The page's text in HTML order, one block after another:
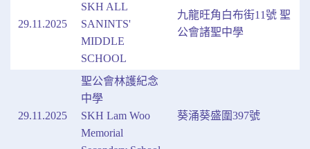
29.11.2025
SKH ALL
SANINTS'
MIDDLE
SCHOOL
九龍旺角白布街11號 聖
公會諸聖中學
29.11.2025
聖公會林護紀念
中學
SKH Lam Woo
Memorial
葵涌葵盛圍397號